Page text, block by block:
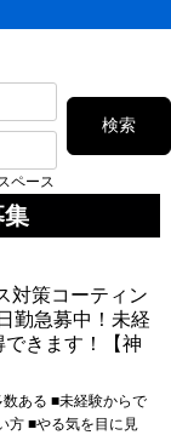
検索
ペース
集
対策コーティン
勤急募中！未経
きます！【神
ある ■未経験からで
方 ■やる気を目に見